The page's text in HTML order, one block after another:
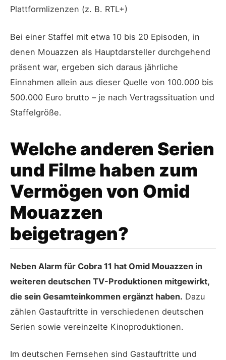
Plattformlizenzen (z. B. RTL+)
Bei einer Staffel mit etwa 10 bis 20 Episoden, in
denen Mouazzen als Hauptdarsteller durchgehend
präsent war, ergeben sich daraus jährliche
Einnahmen allein aus dieser Quelle von 100.000 bis
500.000 Euro brutto – je nach Vertragssituation und
Staffelgröße.
Welche anderen Serien
und Filme haben zum
Vermögen von Omid
Mouazzen
beigetragen?
Neben Alarm für Cobra 11 hat Omid Mouazzen in
weiteren deutschen TV-Produktionen mitgewirkt,
die sein Gesamteinkommen ergänzt haben. Dazu
zählen Gastauftritte in verschiedenen deutschen
Serien sowie vereinzelte Kinoproduktionen.
Im deutschen Fernsehen sind Gastauftritte und